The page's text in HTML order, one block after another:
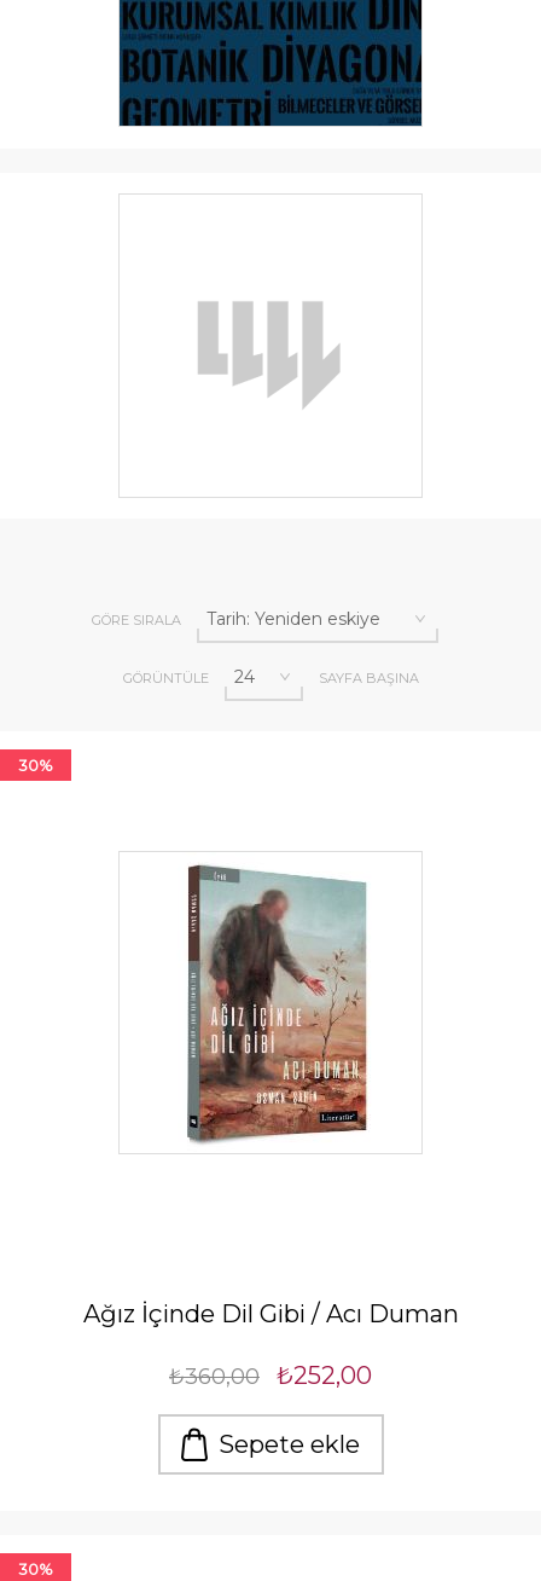
GÖRE SIRALA
GÖRÜNTÜLE SAYFA BAŞINA
30%
Ağız İçinde Dil Gibi / Acı Duman
₺360,00 ₺252,00
Sepete ekle
30%